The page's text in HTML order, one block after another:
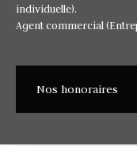
individuelle).
Agent commercial
Nos honoraires